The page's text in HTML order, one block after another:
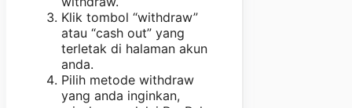
Klik tombol “withdraw”
atau “cash out” yang
terletak di halaman akun
anda.
Pilih metode withdraw
yang anda inginkan,